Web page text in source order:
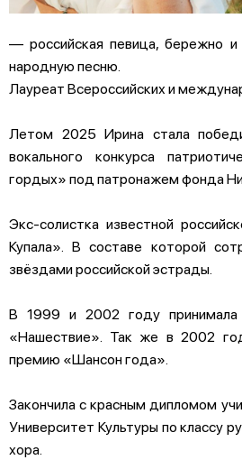
— российская певица, бережно
народную песню.
Лауреат Всероссийских и
Летом 2025 Ирина стала
вокального конкурса
гордых» под патронажем фонда
Экс-солистка известной
Купала». В составе которой
звёздами российской эстрады.
В 1999 и 2002 году принимала
«Нашествие». Так же в 2002
премию «Шансон года».
Закончила с красным дипломом
Университет Культуры по классу
хора.